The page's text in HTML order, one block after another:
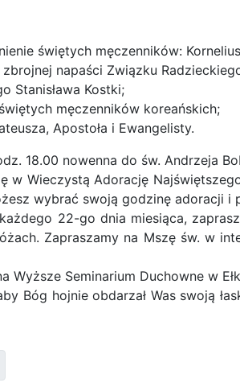
świętych męczenników:
napaści Związku
Stanisława Kostki;
męczenników koreańskich;
Apostoła i Ewangelisty.
18.00 nowenna do św. Andrzeja
w Wieczystą Adorację
wybrać swoją godzinę adoracji
22-go dnia miesiąca,
Zapraszamy na Mszę św. w
Wyższe Seminarium Duchowne w
Bóg hojnie obdarzał Was swoją